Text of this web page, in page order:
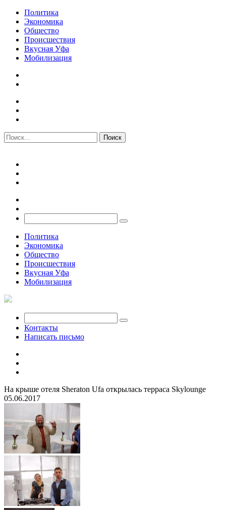
Политика
Экономика
Общество
Происшествия
Вкусная Уфа
Мобилизация
Политика
Экономика
Общество
Происшествия
Вкусная Уфа
Мобилизация
Контакты
Написать письмо
На крыше отеля Sheraton Ufa открылась терраса Skylounge
05.06.2017